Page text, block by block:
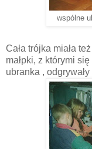
wspólne
Cała trójka miała
małpki, z którymi
ubranka ,